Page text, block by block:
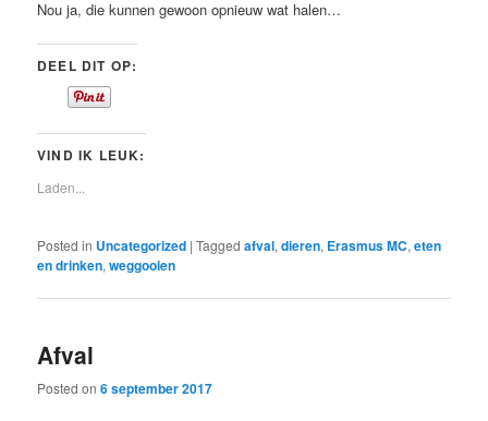
Nou ja, die kunnen gewoon opnieuw wat halen…
DEEL DIT OP:
VIND IK LEUK:
Laden...
Posted in Uncategorized |Tagged afval,dieren, Erasmus MC,eten
en drinken,weggooien
Afval
Posted on6 september 2017